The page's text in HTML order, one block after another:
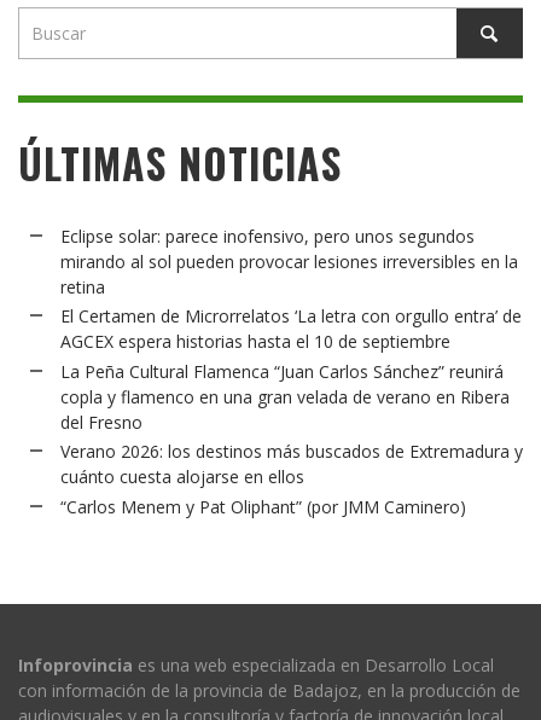
ÚLTIMAS NOTICIAS
Eclipse solar: parece inofensivo, pero unos segundos
mirando al sol pueden provocar lesiones irreversibles en la
retina
El Certamen de Microrrelatos ‘La letra con orgullo entra’ de
AGCEX espera historias hasta el 10 de septiembre
La Peña Cultural Flamenca “Juan Carlos Sánchez” reunirá
copla y flamenco en una gran velada de verano en Ribera
del Fresno
Verano 2026: los destinos más buscados de Extremadura y
cuánto cuesta alojarse en ellos
“Carlos Menem y Pat Oliphant” (por JMM Caminero)
Infoprovincia es una web especializada en Desarrollo Local
con información de la provincia de Badajoz, en la producción de
audiovisuales y en la consultoría y factoría de innovación local.